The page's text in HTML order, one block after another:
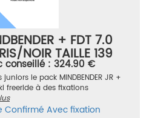
+ FDT 7.0
NOIR TAILLE 139
conseillé : 324.90 €
le pack MINDBENDER JR +
freeride à des fixations
Confirmé Avec fixation